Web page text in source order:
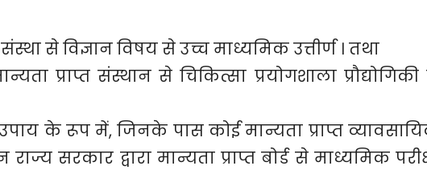
संस्था से विज्ञान विषय से उच्च माध्यमिक उत्तीर्ण । तथा
प्राप्त संस्थान से चिकित्सा प्रयोगशाला
के रूप में, जिनके पास कोई मान्यता प्राप्त
सरकार द्वारा मान्यता प्राप्त बोर्ड से माध्यमिक